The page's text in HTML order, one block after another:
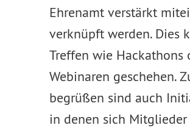
Ehrenamt verstärkt
verknüpft werden. Dies
Treffen wie Hackathons
Webinaren geschehen.
begrüßen sind auch
in denen sich Mitglieder